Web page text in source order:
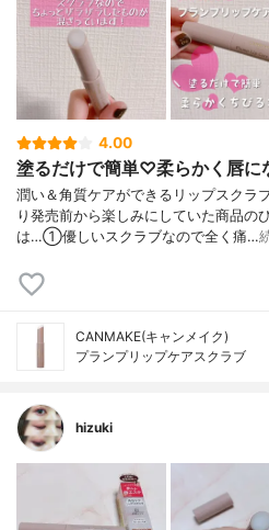
4.00
塗るだけで簡単♡柔らかく唇に
潤い＆角質ケアができるリップスクラ
り発売前から楽しみにしていた商品の
は…①優しいスクラブなので全く痛…
CANMAKE(キャンメイク)
プランプリップケアスクラブ
hizuki